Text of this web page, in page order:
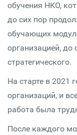
обучения НКО,
до сих пор
обучающих
организацией, до
стратегического.
На старте в 2021
организаций, и
работа была
После каждого